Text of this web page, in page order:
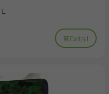
L
Detail